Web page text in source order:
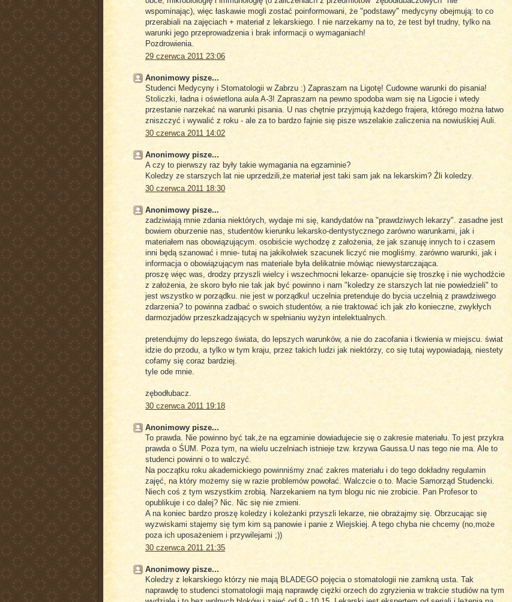
wspominając), więc łaskawie mogli zostać poinformowani, że "podstawy" medycyny obejmują: to co
przerabiali na zajęciach + materiał z lekarskiego. I nie narzekamy na to, że test był trudny, tylko na
warunki jego przeprowadzenia i brak informacji o wymaganiach!
Pozdrowienia.
29 czerwca 2011 23:06
Anonimowy pisze...
Studenci Medycyny i Stomatologii w Zabrzu :) Zapraszam na Ligotę! Cudowne warunki do pisania!
Stoliczki, ładna i oświetlona aula A-3! Zapraszam na pewno spodoba wam się na Ligocie i wtedy
przestanie narzekać na warunki pisania. U nas chętnie przyjmują każdego frajera, którego można łatwo
zniszczyć i wywalić z roku - ale za to bardzo fajnie się pisze wszelakie zaliczenia na nowiuśkiej Auli.
30 czerwca 2011 14:02
Anonimowy pisze...
A czy to pierwszy raz były takie wymagania na egzaminie?
Koledzy ze starszych lat nie uprzedzili,że materiał jest taki sam jak na lekarskim? Źli koledzy.
30 czerwca 2011 18:30
Anonimowy pisze...
zadziwiają mnie zdania niektórych, wydaje mi się, kandydatów na "prawdziwych lekarzy". zasadne jest
bowiem oburzenie nas, studentów kierunku lekarsko-dentystycznego zarówno warunkami, jak i
materiałem nas obowiązującym. osobiście wychodzę z założenia, że jak szanuję innych to i czasem
inni będą szanować i mnie- tutaj na jakikolwiek szacunek liczyć nie mogliśmy. zarówno warunki, jak i
informacja o obowiązującym nas materiale była delikatnie mówiąc niewystarczająca.
proszę więc was, drodzy przyszli wielcy i wszechmocni lekarze- opanujcie się troszkę i nie wychodźcie
z założenia, że skoro było nie tak jak być powinno i nam "koledzy ze starszych lat nie powiedzieli" to
jest wszystko w porządku. nie jest w porządku! uczelnia pretenduje do bycia uczelnią z prawdziwego
zdarzenia? to powinna zadbać o swoich studentów, a nie traktować ich jak zło konieczne, zwykłych
darmozjadów przeszkadzających w spełnianiu wyżyn intelektualnych.
pretendujmy do lepszego świata, do lepszych warunków, a nie do zacofania i tkwienia w miejscu. świat
idzie do przodu, a tylko w tym kraju, przez takich ludzi jak niektórzy, co się tutaj wypowiadają, niestety
cofamy się coraz bardziej.
tyle ode mnie.
zębodłubacz.
30 czerwca 2011 19:18
Anonimowy pisze...
To prawda. Nie powinno być tak,że na egzaminie dowiadujecie się o zakresie materiału. To jest przykra
prawda o ŚUM. Poza tym, na wielu uczelniach istnieje tzw. krzywa Gaussa.U nas tego nie ma. Ale to
studenci powinni o to walczyć.
Na początku roku akademickiego powinniśmy znać zakres materiału i do tego dokładny regulamin
zajęć, na który możemy się w razie problemów powołać. Walczcie o to. Macie Samorząd Studencki.
Niech coś z tym wszystkim zrobią. Narzekaniem na tym blogu nic nie zrobicie. Pan Profesor to
opublikuje i co dalej? Nic. Nic się nie zmieni.
A na koniec bardzo proszę koledzy i koleżanki przyszli lekarze, nie obrażajmy się. Obrzucając się
wyzwiskami stajemy się tym kim są panowie i panie z Wiejskiej. A tego chyba nie chcemy (no,może
poza ich uposażeniem i przywilejami ;))
30 czerwca 2011 21:35
Anonimowy pisze...
Koledzy z lekarskiego którzy nie mają BLADEGO pojęcia o stomatologii nie zamkną usta. Tak
naprawdę to studenci stomatologii mają naprawdę ciężki orzech do zgryzienia w trakcie studiów na tym